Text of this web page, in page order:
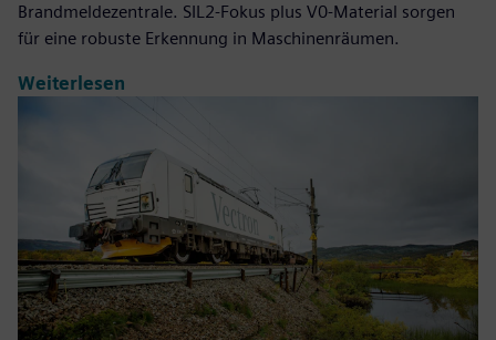
Brandmeldezentrale. SIL2-Fokus plus V0-Material sorgen
für eine robuste Erkennung in Maschinenräumen.
Weiterlesen